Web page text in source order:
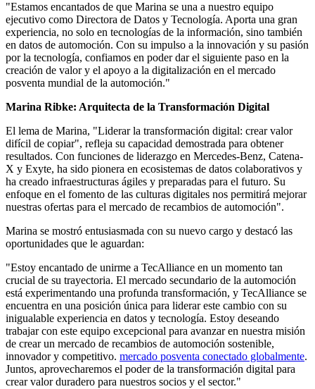
"Estamos encantados de que Marina se una a nuestro equipo
ejecutivo como Directora de Datos y Tecnología. Aporta una gran
experiencia, no solo en tecnologías de la información, sino también
en datos de automoción. Con su impulso a la innovación y su pasión
por la tecnología, confiamos en poder dar el siguiente paso en la
creación de valor y el apoyo a la digitalización en el mercado
posventa mundial de la automoción."
Marina Ribke: Arquitecta de la Transformación Digital
El lema de Marina, "Liderar la transformación digital: crear valor
difícil de copiar", refleja su capacidad demostrada para obtener
resultados. Con funciones de liderazgo en Mercedes-Benz, Catena-
X y Exyte, ha sido pionera en ecosistemas de datos colaborativos y
ha creado infraestructuras ágiles y preparadas para el futuro. Su
enfoque en el fomento de las culturas digitales nos permitirá mejorar
nuestras ofertas para el mercado de recambios de automoción".
Marina se mostró entusiasmada con su nuevo cargo y destacó las
oportunidades que le aguardan:
"Estoy encantado de unirme a TecAlliance en un momento tan
crucial de su trayectoria. El mercado secundario de la automoción
está experimentando una profunda transformación, y TecAlliance se
encuentra en una posición única para liderar este cambio con su
inigualable experiencia en datos y tecnología. Estoy deseando
trabajar con este equipo excepcional para avanzar en nuestra misión
de crear un mercado de recambios de automoción sostenible,
innovador y competitivo. mercado posventa conectado globalmente.
Juntos, aprovecharemos el poder de la transformación digital para
crear valor duradero para nuestros socios y el sector."